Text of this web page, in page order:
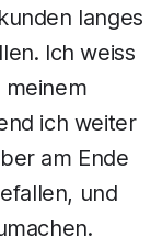
langes
Ich weiss
meinem
ich weiter
am Ende
und